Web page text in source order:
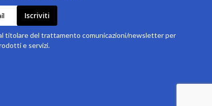
Iscriviti
titolare del trattamento comunicazioni/newsletter per
e servizi.